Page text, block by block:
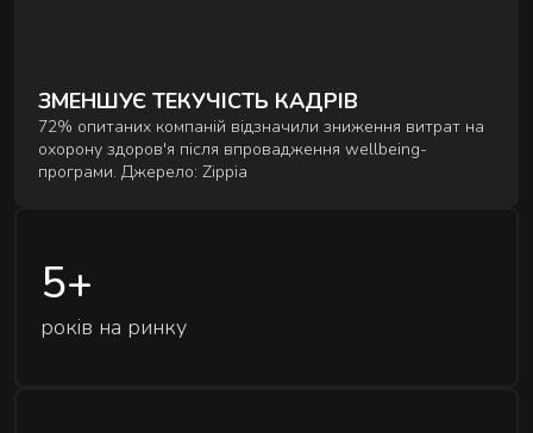
ЗМЕНШУЄ ТЕКУЧІСТЬ КАДРІВ
72% опитаних компаній відзначили зниження витрат на
охорону здоров'я після впровадження wellbeing-
програми. Джерело: Zippia
5+
років на ринку